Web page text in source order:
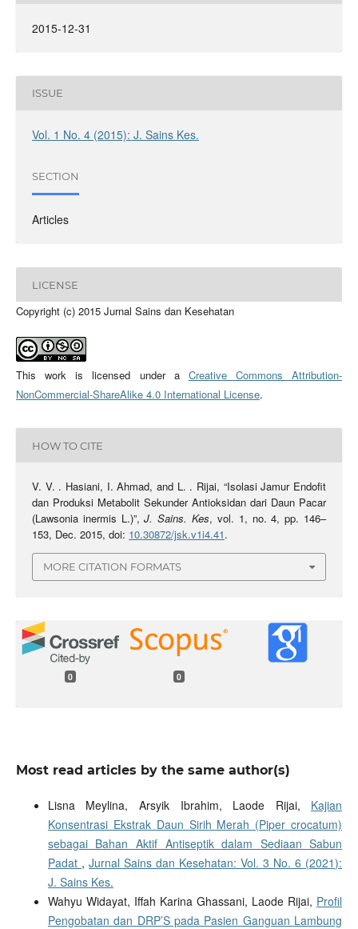
2015-12-31
ISSUE
Vol. 1 No. 4 (2015): J. Sains Kes.
SECTION
Articles
LICENSE
Copyright (c) 2015 Jurnal Sains dan Kesehatan
This work is licensed under a Creative Commons Attribution-
NonCommercial-ShareAlike 4.0 International License.
HOW TO CITE
V. V. . Hasiani, I. Ahmad, and L. . Rijai, “Isolasi Jamur Endofit
dan Produksi Metabolit Sekunder Antioksidan dari Daun Pacar
(Lawsonia inermis L.)”,J. Sains. Kes, vol. 1, no. 4, pp. 146–
153, Dec. 2015, doi: 10.30872/jsk.v1i4.41.
MORE CITATION FORMATS
0 0
Most read articles by the same author(s)
Lisna Meylina, Arsyik Ibrahim, Laode Rijai, Kajian
Konsentrasi Ekstrak Daun Sirih Merah (Piper crocatum)
sebagai Bahan Aktif Antiseptik dalam Sediaan Sabun
Padat , Jurnal Sains dan Kesehatan: Vol. 3 No. 6 (2021):
J. Sains Kes.
Wahyu Widayat, Iffah Karina Ghassani, Laode Rijai, Profil
Pengobatan dan DRP’S pada Pasien Ganguan Lambung